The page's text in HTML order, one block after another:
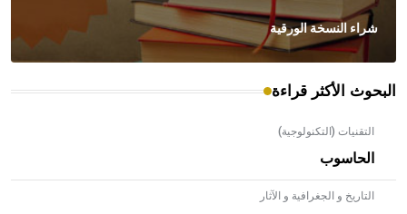
شراء النسخة الورقية
البحوث الأكثر قراءة
التقنيات (التكنولوجية)
الحاسوب
التاريخ و الجغرافية و الآثار